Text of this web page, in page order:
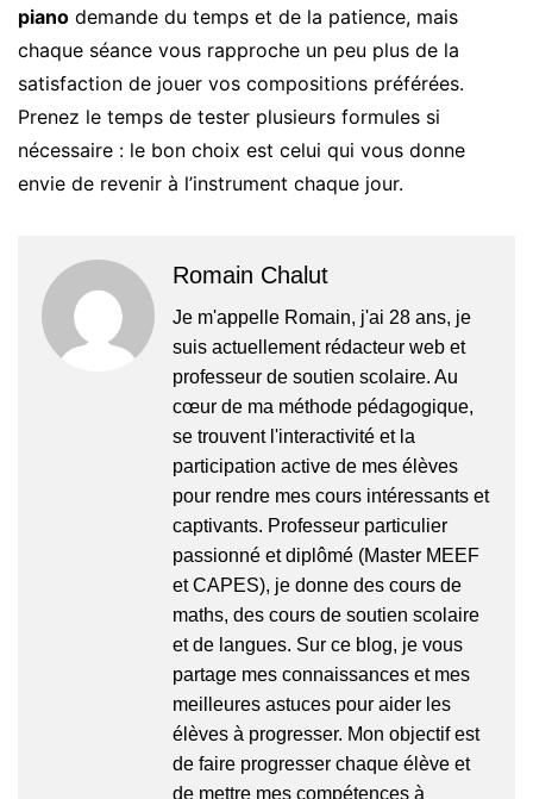
piano demande du temps et de la patience, mais
chaque séance vous rapproche un peu plus de la
satisfaction de jouer vos compositions préférées.
Prenez le temps de tester plusieurs formules si
nécessaire : le bon choix est celui qui vous donne
envie de revenir à l’instrument chaque jour.
Romain Chalut
Je m'appelle Romain, j'ai 28 ans, je
suis actuellement rédacteur web et
professeur de soutien scolaire. Au
cœur de ma méthode pédagogique,
se trouvent l'interactivité et la
participation active de mes élèves
pour rendre mes cours intéressants et
captivants. Professeur particulier
passionné et diplômé (Master MEEF
et CAPES), je donne des cours de
maths, des cours de soutien scolaire
et de langues. Sur ce blog, je vous
partage mes connaissances et mes
meilleures astuces pour aider les
élèves à progresser. Mon objectif est
de faire progresser chaque élève et
de mettre mes compétences à